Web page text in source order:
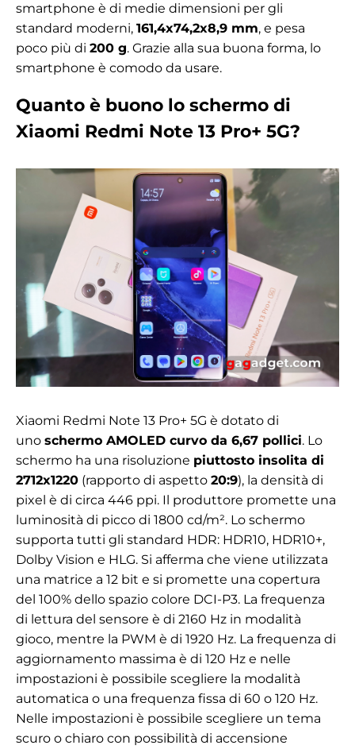
smartphone è di medie dimensioni per gli
standard moderni, 161,4x74,2x8,9 mm, e pesa
poco più di 200 g. Grazie alla sua buona forma, lo
smartphone è comodo da usare.
Quanto è buono lo schermo di
Xiaomi Redmi Note 13 Pro+ 5G?
Xiaomi Redmi Note 13 Pro+ 5G è dotato di
uno schermo AMOLED curvo da 6,67 pollici. Lo
schermo ha una risoluzione piuttosto insolita di
2712x1220 (rapporto di aspetto 20:9), la densità di
pixel è di circa 446 ppi. Il produttore promette una
luminosità di picco di 1800 cd/m². Lo schermo
supporta tutti gli standard HDR: HDR10, HDR10+,
Dolby Vision e HLG. Si afferma che viene utilizzata
una matrice a 12 bit e si promette una copertura
del 100% dello spazio colore DCI-P3. La frequenza
di lettura del sensore è di 2160 Hz in modalità
gioco, mentre la PWM è di 1920 Hz. La frequenza di
aggiornamento massima è di 120 Hz e nelle
impostazioni è possibile scegliere la modalità
automatica o una frequenza fissa di 60 o 120 Hz.
Nelle impostazioni è possibile scegliere un tema
scuro o chiaro con possibilità di accensione